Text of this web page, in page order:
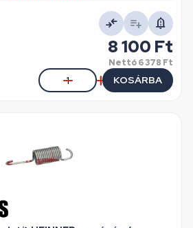
8 100 Ft
Nettó6 378 Ft
KOSÁRBA